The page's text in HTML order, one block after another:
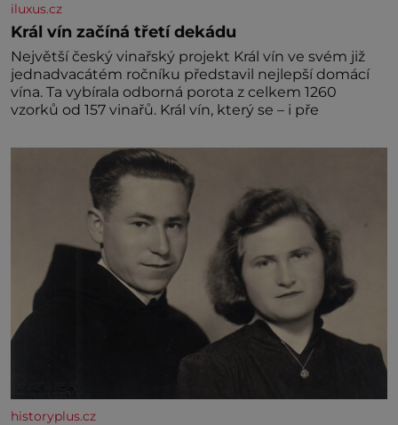
iluxus.cz
Král vín začíná třetí dekádu
Největší český vinařský projekt Král vín ve svém již
jednadvacátém ročníku představil nejlepší domácí
vína. Ta vybírala odborná porota z celkem 1260
vzorků od 157 vinařů. Král vín, který se – i pře
historyplus.cz